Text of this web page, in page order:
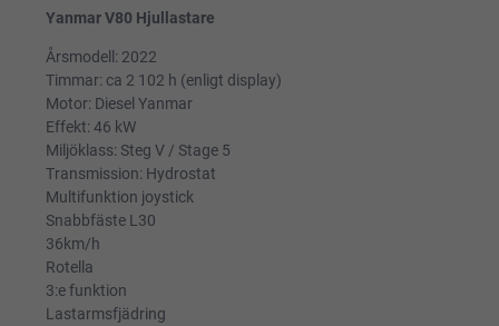
Yanmar V80 Hjullastare
Årsmodell: 2022
Timmar: ca 2 102 h (enligt display)
Motor: Diesel Yanmar
Effekt: 46 kW
Miljöklass: Steg V / Stage 5
Transmission: Hydrostat
Multifunktion joystick
Snabbfäste L30
36km/h
Rotella
3:e funktion
Lastarmsfjädring